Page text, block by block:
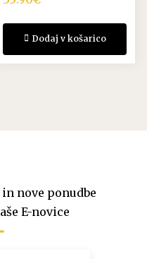
Dodaj v košarico
nove ponudbe
E-novice